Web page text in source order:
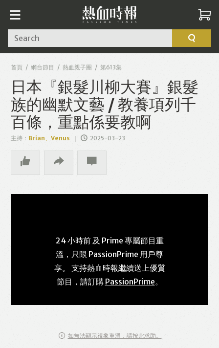
Search
首頁 網台節目 熱血親子團 第613集
日本『銀髮川柳大賽』銀髮
族的幽默文藝 / 教養項列千
百條，重點係要教啊
主持： Brian、Venus 2025-03-23
24 小時前 及 Prime 專屬節目重
溫，只限 PassionPrime 用戶尊
享。 支持熱血時報繼續送上優質
節目，請訂購 PassionPrime。
如無法顯示視象重溫，請按此求助。